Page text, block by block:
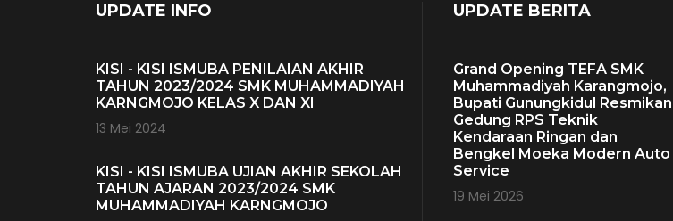
UPDATE INFO
KISI - KISI ISMUBA PENILAIAN AKHIR
TAHUN 2023/2024 SMK MUHAMMADIYAH
KARNGMOJO KELAS X DAN XI
13 Mei 2024
KISI - KISI ISMUBA UJIAN AKHIR SEKOLAH
TAHUN AJARAN 2023/2024 SMK
MUHAMMADIYAH KARNGMOJO
UPDATE BERITA
Grand Opening TEFA SMK
Muhammadiyah Karangmojo,
Bupati Gunungkidul Resmikan
Gedung RPS Teknik
Kendaraan Ringan dan
Bengkel Moeka Modern Auto
Service
19 Mei 2026